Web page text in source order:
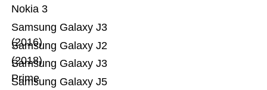
Samsung Galaxy J5
Samsung Galaxy J3
Prime
Samsung Galaxy J2
(2018)
Samsung Galaxy J3
(2016)
Nokia 3